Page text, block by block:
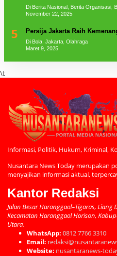
Di Berita Nasional, Berita Organisasi,
November 22, 2025
5 Persija Jakarta Raih
Di Bola, Jakarta, Olahraga
Maret 9, 2025
\t
Informasi, Politik, Hukum, Kriminal,
Nusantara News Today merupakan
menyajikan informasi aktual,
Kantor Redaksi
Jalan Besar Haranggaol–Tigaras, Liang
Kecamatan Haranggaol Horison,
Utara.
WhatsApp: 0812 7766 3310
Email:
Website: nusantaranews-